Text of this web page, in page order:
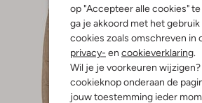
op "Accepteer alle cookies"
ga je akkoord met het gebruik
cookies zoals omschreven in
privacy- en cookieverklaring.
Wil je je voorkeuren wijzigen?
cookieknop onderaan de
jouw toestemming ieder